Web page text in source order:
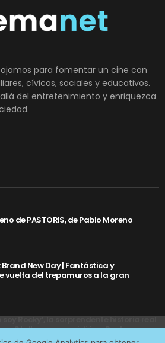
para fomentar un cine con
cívicos, sociales y educativos.
del entretenimiento y enriquezca
de PASTORIS, de Pablo Moreno
New Day | Fantástica y
vuelta del trepamuros a la gran
soy Rocky’, la sorprendente historia real
Stallone se convirtió en Rocky